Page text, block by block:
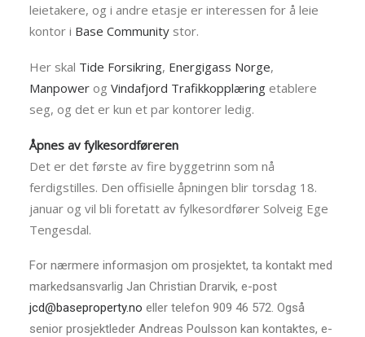
leietakere, og i andre etasje er interessen for å leie
kontor i Base Community stor.
Her skal Tide Forsikring, Energigass Norge,
Manpower og Vindafjord Trafikkopplæring etablere
seg, og det er kun et par kontorer ledig.
Åpnes av fylkesordføreren
Det er det første av fire byggetrinn som nå
ferdigstilles. Den offisielle åpningen blir torsdag 18.
januar og vil bli foretatt av fylkesordfører Solveig Ege
Tengesdal.
For nærmere informasjon om prosjektet, ta kontakt med
markedsansvarlig Jan Christian Drarvik, e-post
jcd@baseproperty.no eller telefon 909 46 572. Også
senior prosjektleder Andreas Poulsson kan kontaktes, e-